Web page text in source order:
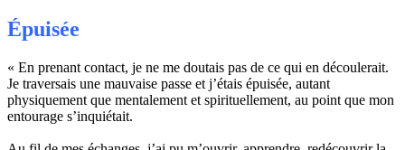
Épuisée
« En prenant contact, je ne me doutais pas de ce qui en découlerait.
Je traversais une mauvaise passe et j’étais épuisée, autant
physiquement que mentalement et spirituellement, au point que mon
entourage s’inquiétait.